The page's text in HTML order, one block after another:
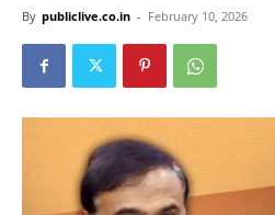
By publiclive.co.in - February 10, 2026